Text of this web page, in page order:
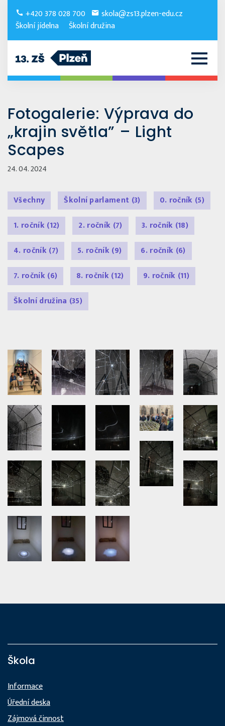
+420 378 028 700
skola@zs13.plzen-edu.cz
Školní jídelna
Školní družina
Fotogalerie: Výprava do
„krajin světla” – Light
Scapes
24. 04. 2024
Všechny Školní parlament (3) 0. ročník (5)
1. ročník (12) 2. ročník (7) 3. ročník (18)
4. ročník (7) 5. ročník (9) 6. ročník (6)
7. ročník (6) 8. ročník (12) 9. ročník (11)
Školní družina (35)
Škola
Informace
Úřední deska
Zájmová činnost